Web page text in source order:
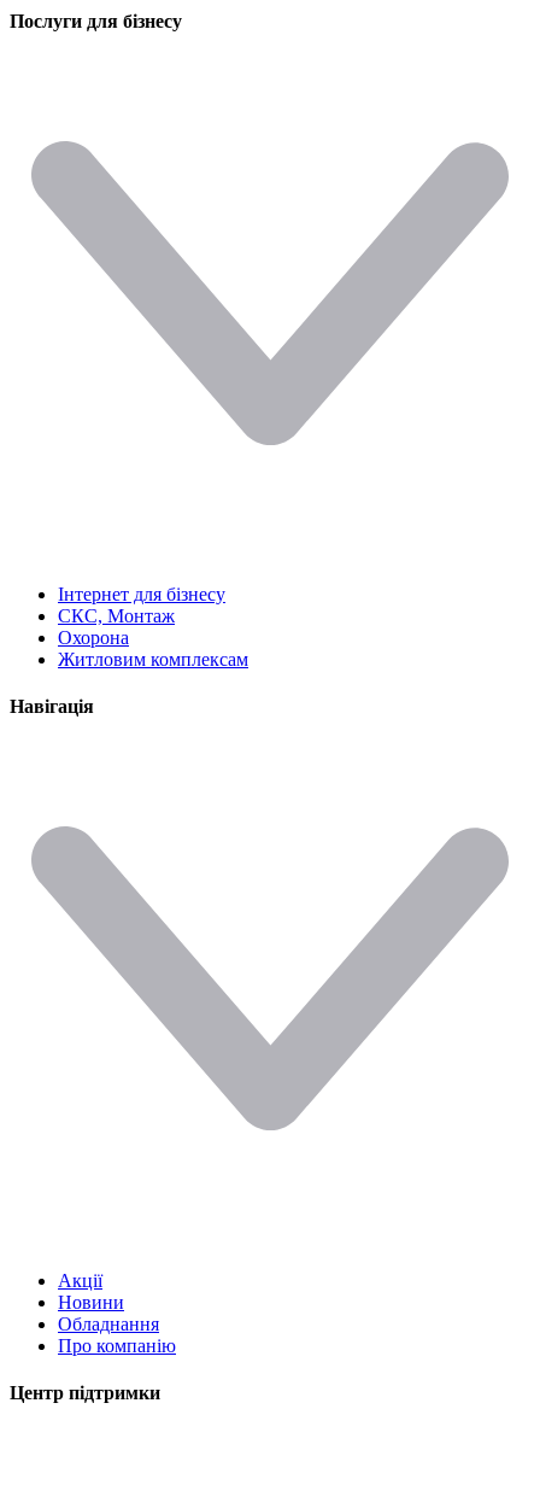
Послуги для бізнесу
Інтернет для бізнесу
СКС, Монтаж
Охорона
Житловим комплексам
Навігація
Акції
Новини
Обладнання
Про компанію
Центр підтримки